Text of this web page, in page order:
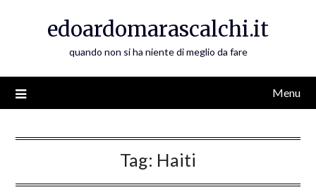
edoardomarascalchi.it
quando non si ha niente di meglio da fare
Menu
Tag: Haiti